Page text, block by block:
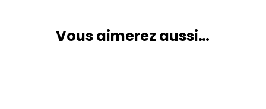
Vous aimerez aussi…